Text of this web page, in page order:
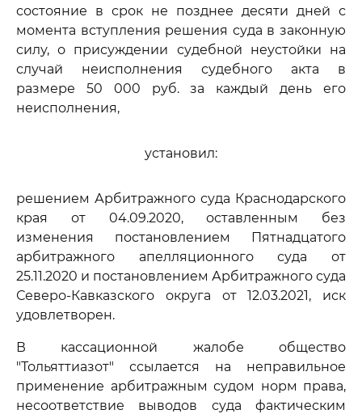
состояние в срок не позднее десяти дней с
момента вступления решения суда в законную
силу, о присуждении судебной неустойки на
случай неисполнения судебного акта в
размере 50 000 руб. за каждый день его
неисполнения,
установил:
решением Арбитражного суда Краснодарского
края от 04.09.2020, оставленным без
изменения постановлением Пятнадцатого
арбитражного апелляционного суда от
25.11.2020 и постановлением Арбитражного суда
Северо-Кавказского округа от 12.03.2021, иск
удовлетворен.
В кассационной жалобе общество
"Тольяттиазот" ссылается на неправильное
применение арбитражным судом норм права,
несоответствие выводов суда фактическим